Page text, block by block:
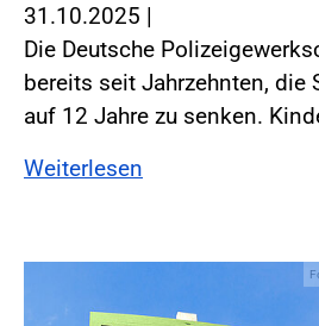
31.10.2025 |
Die Deutsche
bereits seit Jahrzehnten, die
auf 12 Jahre zu senken.
Weiterlesen